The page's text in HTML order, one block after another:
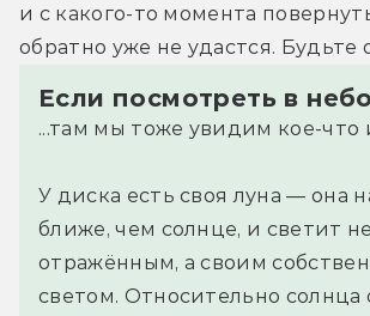
и с какого-то момента
обратно уже не удастся. Будьте
Если посмотреть в
...там мы тоже увидим кое-что
У диска есть своя луна — она
ближе, чем солнце, и светит не
отражённым, а своим
светом. Относительно солнца